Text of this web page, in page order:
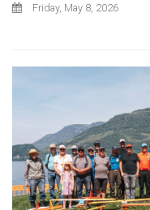
Friday, May 8, 2026